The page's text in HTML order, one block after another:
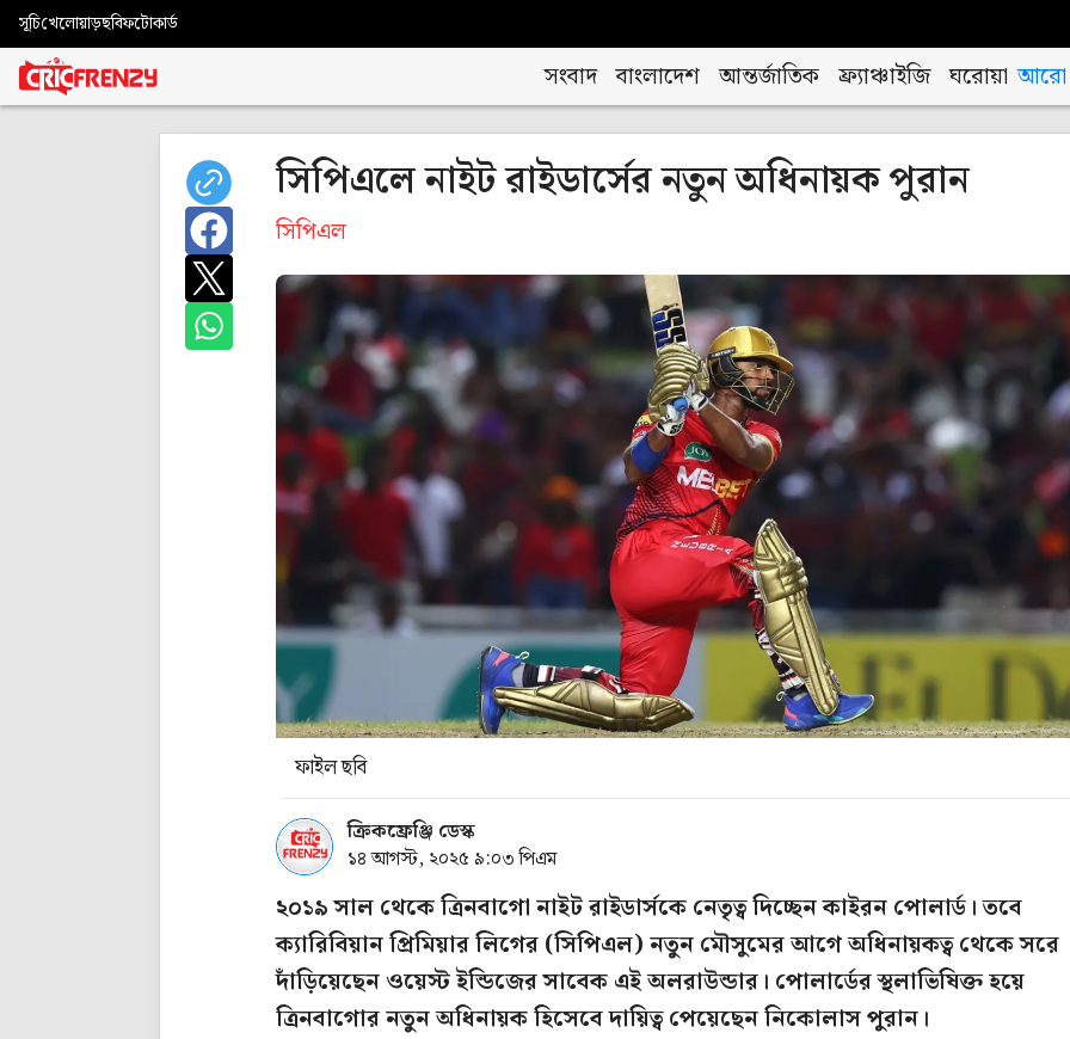
সূচিখেলোয়াড়ছবিফটোকার্ড
সংবাদ বাংলাদেশ আন্তর্জাতিক ফ্র্যাঞ্চাইজি ঘরোয়া আরো
সিপিএলে নাইট রাইডার্সের নতুন অধিনায়ক পুরান
সিপিএল
ফাইল ছবি
ক্রিকফ্রেঞ্জি ডেস্ক
১৪ আগস্ট, ২০২৫ ৯:০৩ পিএম
২০১৯ সাল থেকে ত্রিনবাগো নাইট রাইডার্সকে নেতৃত্ব দিচ্ছেন কাইরন পোলার্ড। তবে
ক্যারিবিয়ান প্রিমিয়ার লিগের (সিপিএল) নতুন মৌসুমের আগে অধিনায়কত্ব থেকে সরে
দাঁড়িয়েছেন ওয়েস্ট ইন্ডিজের সাবেক এই অলরাউন্ডার। পোলার্ডের স্থলাভিষিক্ত হয়ে
ত্রিনবাগোর নতুন অধিনায়ক হিসেবে দায়িত্ব পেয়েছেন নিকোলাস পুরান।